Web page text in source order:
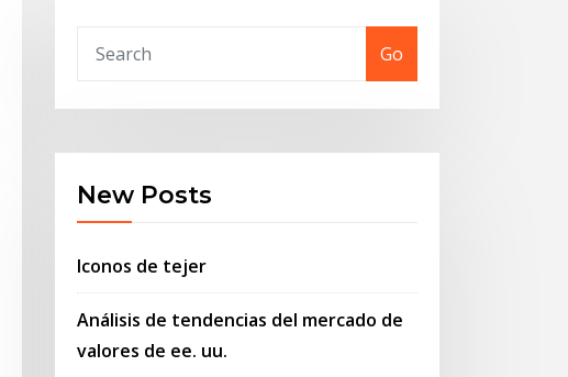
Go
New Posts
Iconos de tejer
Análisis de tendencias del mercado de
valores de ee. uu.